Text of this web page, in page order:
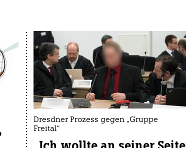
Dresdner Prozess gegen „Gruppe
Freital“